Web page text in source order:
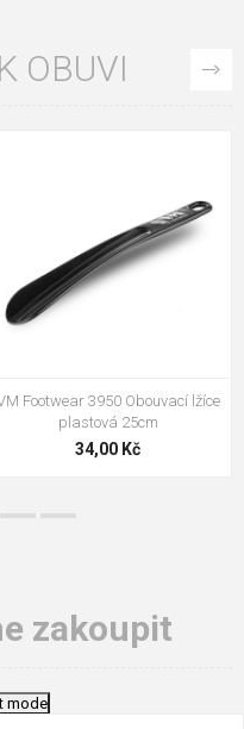
OBUVI
VM Footwear 3102 Tkaničky
ploché
18,70 Kč
zakoupit
mode